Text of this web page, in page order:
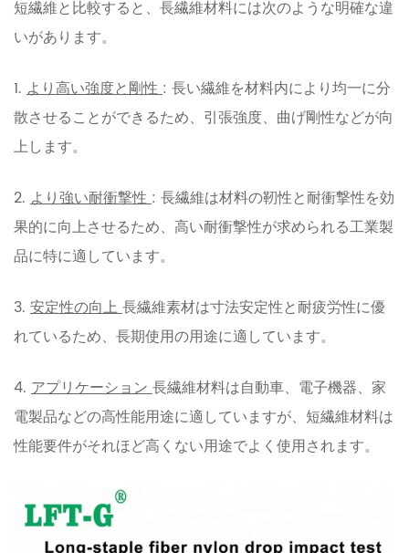
短繊維と比較すると、長繊維材料には次のような明確な違
いがあります。
1. より高い強度と剛性: 長い繊維を材料内により均一に分
散させることができるため、引張強度、曲げ剛性などが向
上します。
2. より強い耐衝撃性: 長繊維は材料の靭性と耐衝撃性を効
果的に向上させるため、高い耐衝撃性が求められる工業製
品に特に適しています。
3. 安定性の向上長繊維素材は寸法安定性と耐疲労性に優
れているため、長期使用の用途に適しています。
4. アプリケーション長繊維材料は自動車、電子機器、家
電製品などの高性能用途に適していますが、短繊維材料は
性能要件がそれほど高くない用途でよく使用されます。